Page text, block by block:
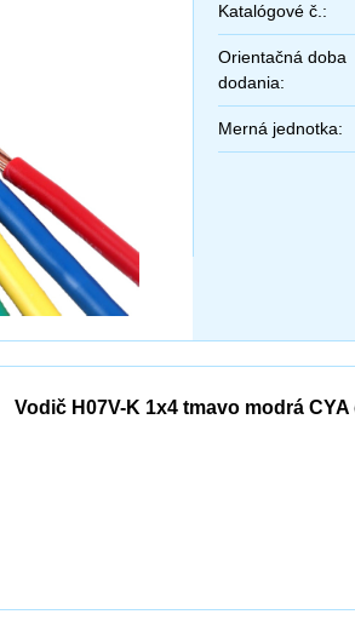
Katalógové č.:
Orientačná doba
dodania:
Merná jednotka:
Vodič H07V-K 1x4 tmavo modrá